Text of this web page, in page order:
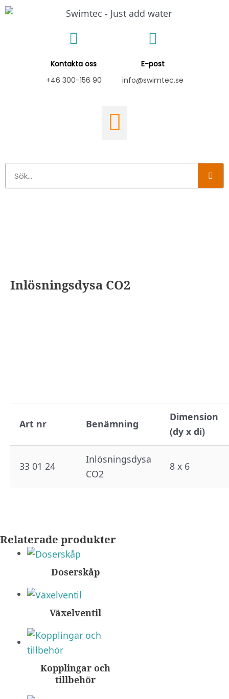
Hoppa
Kontakta oss
+46 300-156 90
E-post
info@swimtec.se
Inlösningsdysa CO2
Art nr Benämning
Dimension
(dy x di)
33 01 24
Inlösningsdysa
CO2
8 x 6
Relaterade produkter
Doserskåp
Växelventil
Kopplingar och
tillbehör